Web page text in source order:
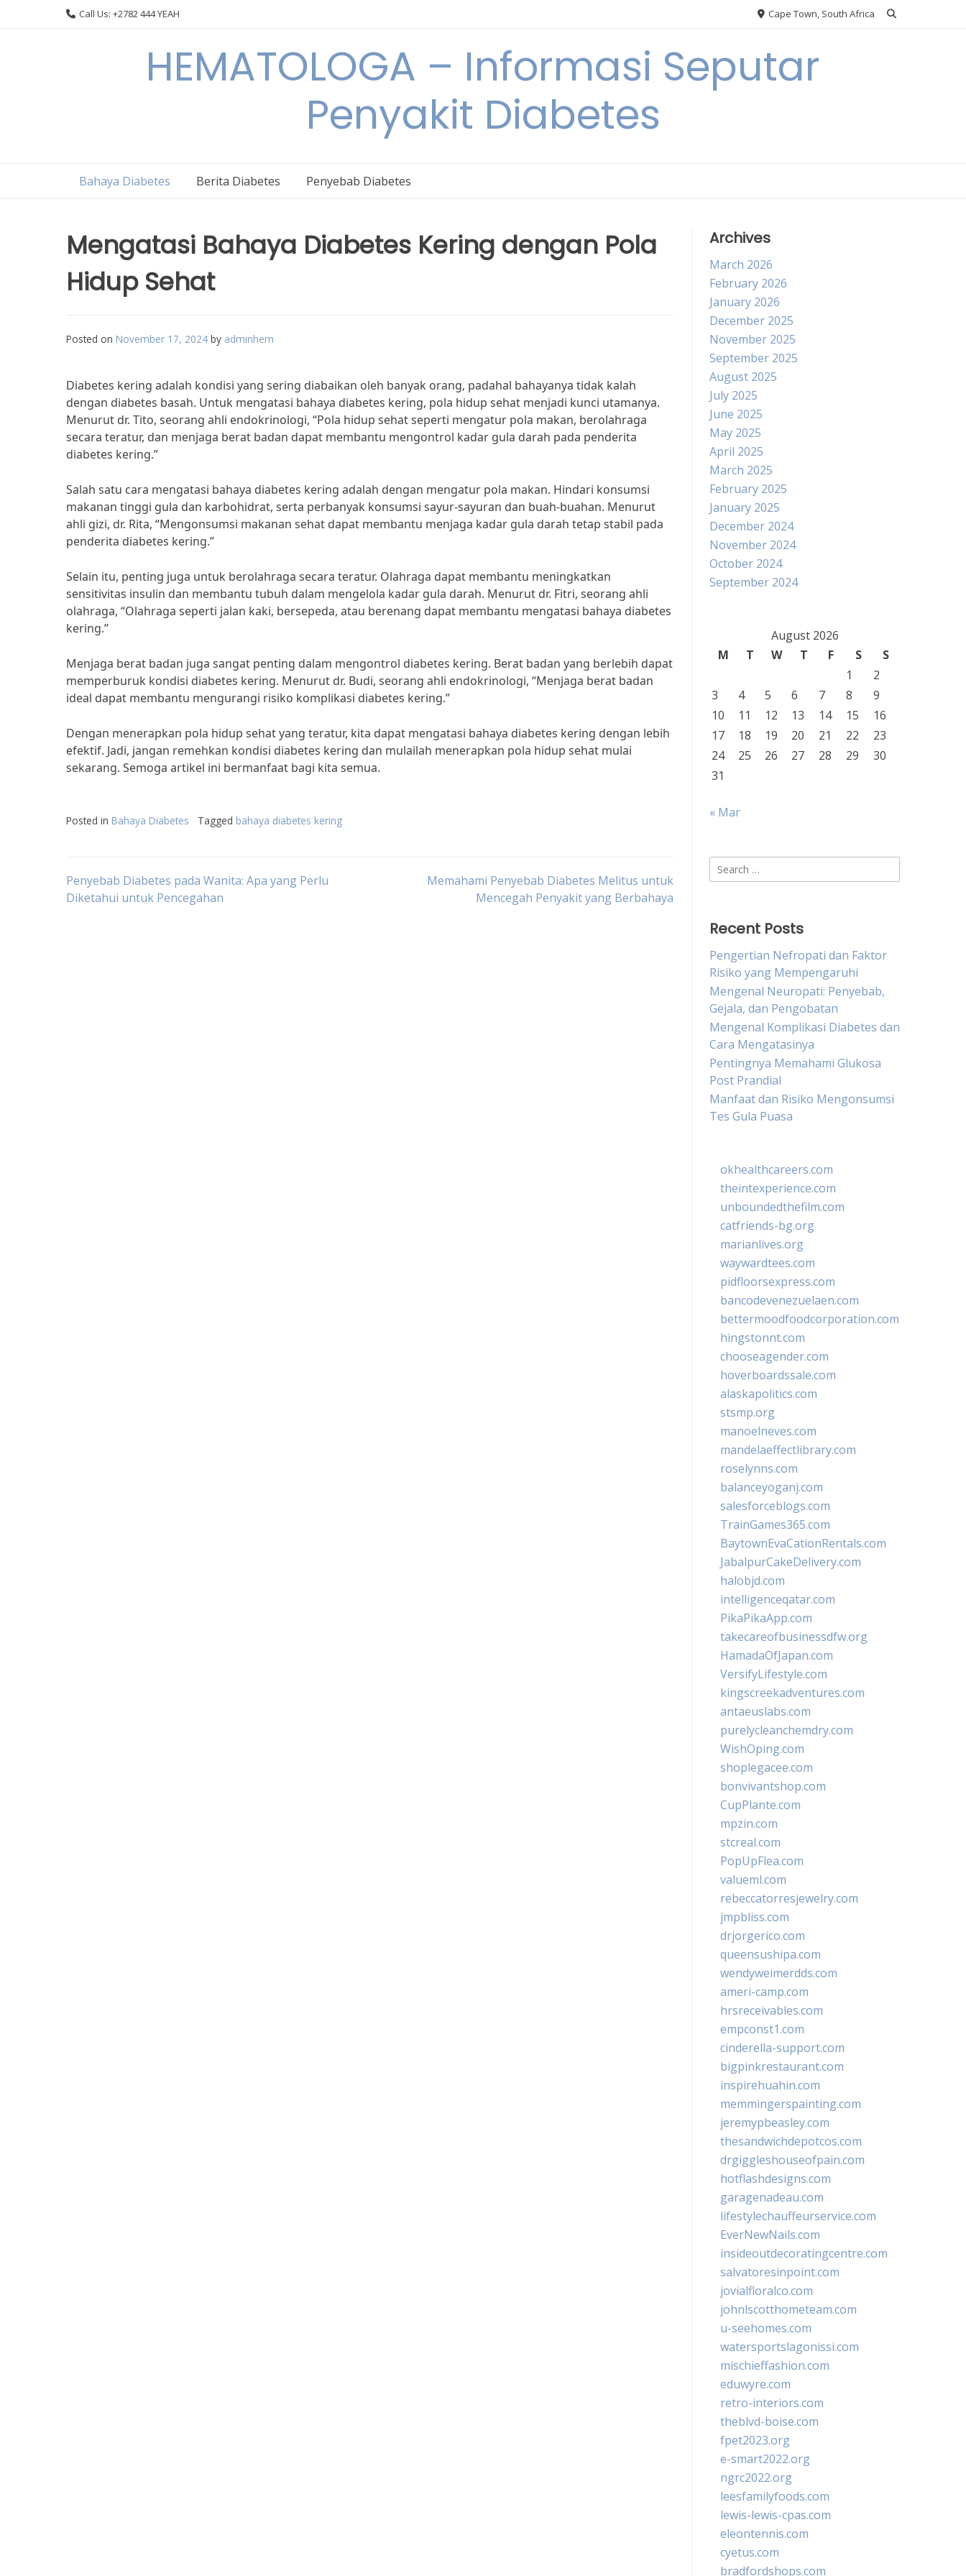
Call Us: +2782 444 YEAH Cape Town, South Africa
HEMATOLOGA – Informasi Seputar
Penyakit Diabetes
Bahaya Diabetes Berita Diabetes Penyebab Diabetes
Mengatasi Bahaya Diabetes Kering dengan Pola
Hidup Sehat
Posted on November 17, 2024 by adminhem
Diabetes kering adalah kondisi yang sering diabaikan oleh banyak orang, padahal bahayanya tidak kalah
dengan diabetes basah. Untuk mengatasi bahaya diabetes kering, pola hidup sehat menjadi kunci utamanya.
Menurut dr. Tito, seorang ahli endokrinologi, “Pola hidup sehat seperti mengatur pola makan, berolahraga
secara teratur, dan menjaga berat badan dapat membantu mengontrol kadar gula darah pada penderita
diabetes kering.”
Salah satu cara mengatasi bahaya diabetes kering adalah dengan mengatur pola makan. Hindari konsumsi
makanan tinggi gula dan karbohidrat, serta perbanyak konsumsi sayur-sayuran dan buah-buahan. Menurut
ahli gizi, dr. Rita, “Mengonsumsi makanan sehat dapat membantu menjaga kadar gula darah tetap stabil pada
penderita diabetes kering.”
Selain itu, penting juga untuk berolahraga secara teratur. Olahraga dapat membantu meningkatkan
sensitivitas insulin dan membantu tubuh dalam mengelola kadar gula darah. Menurut dr. Fitri, seorang ahli
olahraga, “Olahraga seperti jalan kaki, bersepeda, atau berenang dapat membantu mengatasi bahaya diabetes
kering.”
Menjaga berat badan juga sangat penting dalam mengontrol diabetes kering. Berat badan yang berlebih dapat
memperburuk kondisi diabetes kering. Menurut dr. Budi, seorang ahli endokrinologi, “Menjaga berat badan
ideal dapat membantu mengurangi risiko komplikasi diabetes kering.”
Dengan menerapkan pola hidup sehat yang teratur, kita dapat mengatasi bahaya diabetes kering dengan lebih
efektif. Jadi, jangan remehkan kondisi diabetes kering dan mulailah menerapkan pola hidup sehat mulai
sekarang. Semoga artikel ini bermanfaat bagi kita semua.
Posted in Bahaya Diabetes Tagged bahaya diabetes kering
Post
Penyebab Diabetes pada Wanita: Apa yang Perlu
Diketahui untuk Pencegahan
Memahami Penyebab Diabetes Melitus untuk
Mencegah Penyakit yang Berbahaya
Archives
March 2026
February 2026
January 2026
December 2025
November 2025
September 2025
August 2025
July 2025
June 2025
May 2025
April 2025
March 2025
February 2025
January 2025
December 2024
November 2024
October 2024
September 2024
August 2026
M
T W T F S
S
1
2
3
4 5 6 7 8
9
10
11 12 13 14 15
16
17
18 19 20 21 22
23
24
25 26 27 28 29
30
31
« Mar
Search
for:
Recent Posts
Pengertian Nefropati dan Faktor
Risiko yang Mempengaruhi
Mengenal Neuropati: Penyebab,
Gejala, dan Pengobatan
Mengenal Komplikasi Diabetes dan
Cara Mengatasinya
Pentingnya Memahami Glukosa
Post Prandial
Manfaat dan Risiko Mengonsumsi
Tes Gula Puasa
okhealthcareers.com
theintexperience.com
unboundedthefilm.com
catfriends-bg.org
marianlives.org
waywardtees.com
pidfloorsexpress.com
bancodevenezuelaen.com
bettermoodfoodcorporation.com
hingstonnt.com
chooseagender.com
hoverboardssale.com
alaskapolitics.com
stsmp.org
manoelneves.com
mandelaeffectlibrary.com
roselynns.com
balanceyoganj.com
salesforceblogs.com
TrainGames365.com
BaytownEvaCationRentals.com
JabalpurCakeDelivery.com
halobjd.com
intelligenceqatar.com
PikaPikaApp.com
takecareofbusinessdfw.org
HamadaOfJapan.com
VersifyLifestyle.com
kingscreekadventures.com
antaeuslabs.com
purelycleanchemdry.com
WishOping.com
shoplegacee.com
bonvivantshop.com
CupPlante.com
mpzin.com
stcreal.com
PopUpFlea.com
valueml.com
rebeccatorresjewelry.com
jmpbliss.com
drjorgerico.com
queensushipa.com
wendyweimerdds.com
ameri-camp.com
hrsreceivables.com
empconst1.com
cinderella-support.com
bigpinkrestaurant.com
inspirehuahin.com
memmingerspainting.com
jeremypbeasley.com
thesandwichdepotcos.com
drgiggleshouseofpain.com
hotflashdesigns.com
garagenadeau.com
lifestylechauffeurservice.com
EverNewNails.com
insideoutdecoratingcentre.com
salvatoresinpoint.com
jovialfloralco.com
johnlscotthometeam.com
u-seehomes.com
watersportslagonissi.com
mischieffashion.com
eduwyre.com
retro-interiors.com
theblvd-boise.com
fpet2023.org
e-smart2022.org
ngrc2022.org
leesfamilyfoods.com
lewis-lewis-cpas.com
eleontennis.com
cyetus.com
bradfordshops.com